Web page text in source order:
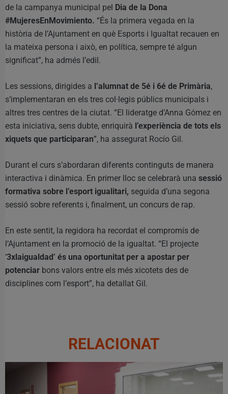
de la campanya municipal pel Dia de la Dona
#MujeresEnMovimiento. “És la primera vegada en la
història de l’Ajuntament en què Esports i Igualtat recauen en
la mateixa persona i això, en política, sempre té algun
significat”, ha admés l’edil.
Les sessions, dirigides a l’alumnat de 5é i 6é de Primària,
s’implementaran en els tres col·legis públics municipals i
altres tres centres de la ciutat. “El lideratge d’Anna Gómez en
esta iniciativa, sens dubte, enriquirà l’experiència de tots els
xiquets que participaran”, ha assegurat Rocío Gil.
Durant el curs s’abordaran diferents continguts de manera
interactiva i dinàmica. En primer lloc se celebrarà una sessió
formativa sobre l’esport igualitari, seguida d’una segona
sessió sobre referents i, finalment, un concurs de rap.
En este sentit, la regidora ha recordat el compromís de
l’Ajuntament en la promoció de la igualtat. “El projecte
‘3xlaigualdad’ és una oportunitat per a apostar per
potenciar bons valors entre els més xicotets des de
disciplines com l’esport”, ha detallat Gil.
RELACIONAT